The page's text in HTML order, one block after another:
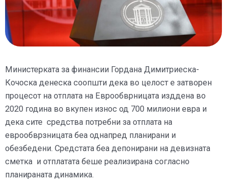
Министерката за финансии Гордана Димитриеска-
Кочоска денеска соопшти дека во целост е затворен
процесот на отплата на Еврообврницата изддена во
2020 година во вкупен износ од 700 милиони евра и
дека сите средства потребни за отплата на
еврообврзницата беа однапред планирани и
обезбедени. Средстата беа депонирани на девизната
сметка и отплатата беше реализирана согласно
планираната динамика.